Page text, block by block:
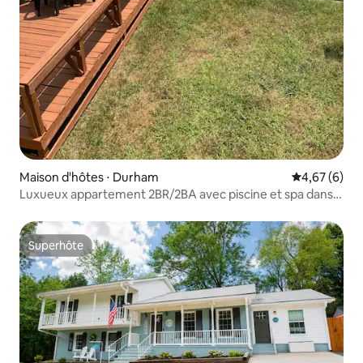
Maison d'hôtes ⋅ Durham Évaluation
4,67 (6)
Luxueux appartement 2BR/2BA avec piscine et spa dans
Superhôte
Superhôte